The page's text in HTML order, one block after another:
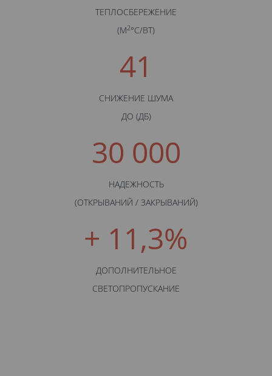
ТЕПЛОСБЕРЕЖЕНИЕ
(М2°С/BТ)
41
СНИЖЕНИЕ ШУМА
ДО (ДБ)
30 000
НАДЕЖНОСТЬ
(ОТКРЫВАНИЙ / ЗАКРЫВАНИЙ)
+ 11,3%
ДОПОЛНИТЕЛЬНОЕ
СВЕТОПРОПУСКАНИЕ